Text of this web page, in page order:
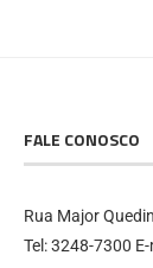
FALE CONOSCO
Rua Major
Tel: 3248-7300